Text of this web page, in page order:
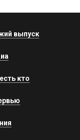
выпуск
кто